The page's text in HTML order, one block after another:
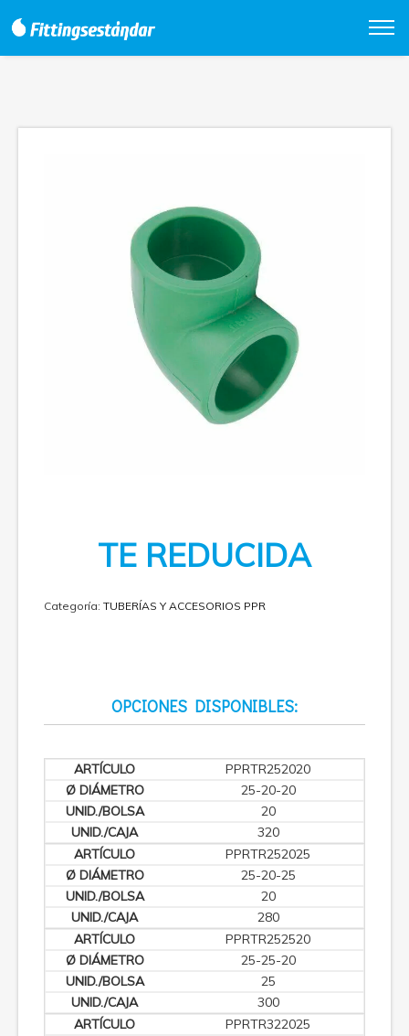
TE REDUCIDA
Categoría: TUBERÍAS Y ACCESORIOS PPR
OPCIONES DISPONIBLES:
PPRTR252020
25-20-20
20
320
PPRTR252025
25-20-25
20
280
PPRTR252520
25-25-20
25
300
PPRTR322025